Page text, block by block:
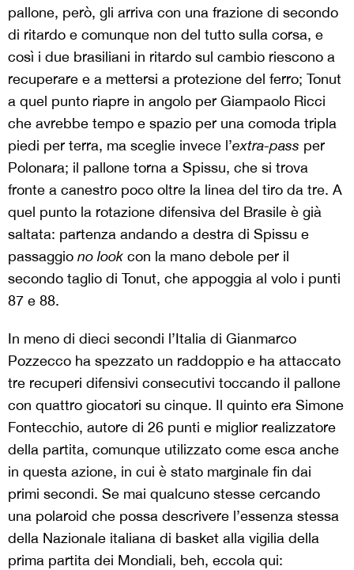
pallone, però, gli arriva con una frazione di secondo
di ritardo e comunque non del tutto sulla corsa, e
così i due brasiliani in ritardo sul cambio riescono a
recuperare e a mettersi a protezione del ferro; Tonut
a quel punto riapre in angolo per Giampaolo Ricci
che avrebbe tempo e spazio per una comoda tripla
piedi per terra, ma sceglie invece l’extra-pass per
Polonara; il pallone torna a Spissu, che si trova
fronte a canestro poco oltre la linea del tiro da tre. A
quel punto la rotazione difensiva del Brasile è già
saltata: partenza andando a destra di Spissu e
passaggio no look con la mano debole per il
secondo taglio di Tonut, che appoggia al volo i punti
87 e 88.
In meno di dieci secondi l’Italia di Gianmarco
Pozzecco ha spezzato un raddoppio e ha attaccato
tre recuperi difensivi consecutivi toccando il pallone
con quattro giocatori su cinque. Il quinto era Simone
Fontecchio, autore di 26 punti e miglior realizzatore
della partita, comunque utilizzato come esca anche
in questa azione, in cui è stato marginale fin dai
primi secondi. Se mai qualcuno stesse cercando
una polaroid che possa descrivere l’essenza stessa
della Nazionale italiana di basket alla vigilia della
prima partita dei Mondiali, beh, eccola qui: